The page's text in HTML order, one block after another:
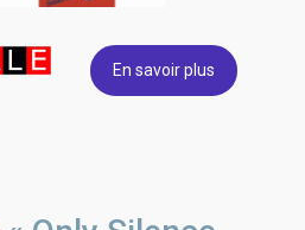
En savoir plus